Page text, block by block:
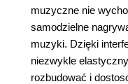
muzyczne nie
samodzielne
muzyki. Dzięki
niezwykle
rozbudować i